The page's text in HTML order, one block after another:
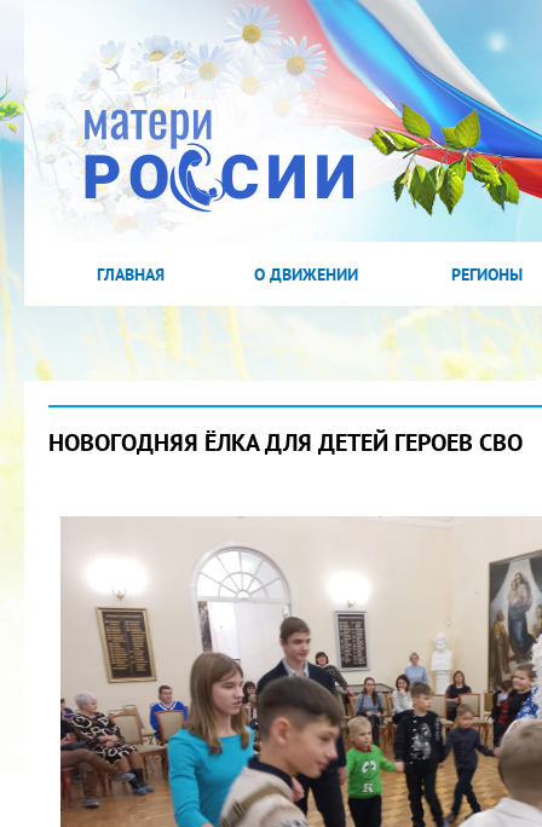
ГЛАВНАЯ О ДВИЖЕНИИ РЕГИОНЫ
НОВОГОДНЯЯ ЁЛКА ДЛЯ ДЕТЕЙ ГЕРОЕВ СВО
2022 ГОД ПРОВОЗГЛАШЕН ГОДОМ
МАТЕРИ В ЯКУТИИ
19.12.2021